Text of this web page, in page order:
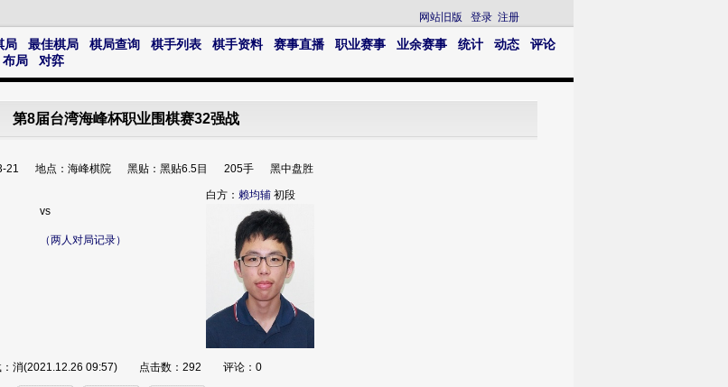
网站旧版 登录 注册
局 最佳棋局 棋局查询 棋手列表 棋手资料 赛事直播 职业赛事 业余赛事 统计 动态
评论
布局 对弈
第8届台湾海峰杯职业围棋赛32强战
21 地点：海峰棋院 黑贴：黑贴6.5目 205手 黑中盘胜
白方： 赖均辅 初段
vs
（两人对局记录）
：消(2021.12.26 09:57) 点击数：292 评论：0